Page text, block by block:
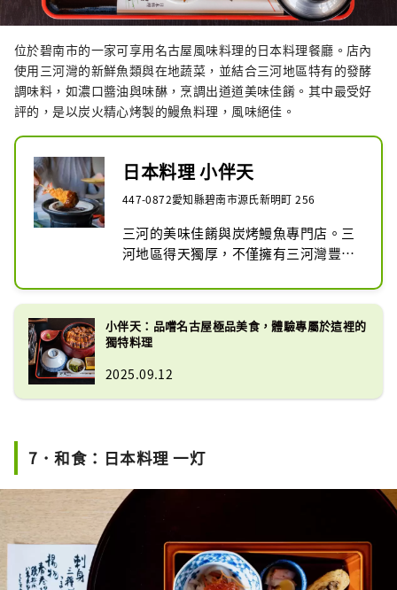
位於碧南市的一家可享用名古屋風味料理的日本料理餐廳。店內
使用三河灣的新鮮魚類與在地蔬菜，並結合三河地區特有的發酵
調味料，如濃口醬油與味醂，烹調出道道美味佳餚。其中最受好
評的，是以炭火精心烤製的鰻魚料理，風味絕佳。
日本料理 小伴天
447-0872愛知縣碧南市源氏新明町 256
三河的美味佳餚與炭烤鰻魚專門店。三
河地區得天獨厚，不僅擁有三河灣豐富
此外，這裡更是釀造文化的重鎮，擁有
油、豆味噌等經典調味品。我們與當地
致力於守護這片土地的獨特風味，同時
經過多年的磨練後，更加深刻理解家鄉
造出層次豐富、令人驚艷的美味。
自大正9年創業以來，我們承襲傳統，
結合職人多年淬鍊的技藝與現代創意，
精心呈現三河四季的經典美味，帶給您
春夏秋冬不同的味覺享受。
小伴天：品嚐名古屋極品美食，體驗專屬於這裡的
獨特料理
2025.09.12
7．和食：日本料理 一灯